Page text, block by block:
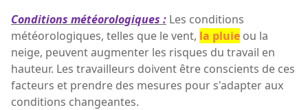
Conditions météorologiques : Les conditions
météorologiques, telles que le vent, la pluie ou la
neige, peuvent augmenter les risques du travail en
hauteur. Les travailleurs doivent être conscients de ces
facteurs et prendre des mesures pour s'adapter aux
conditions changeantes.